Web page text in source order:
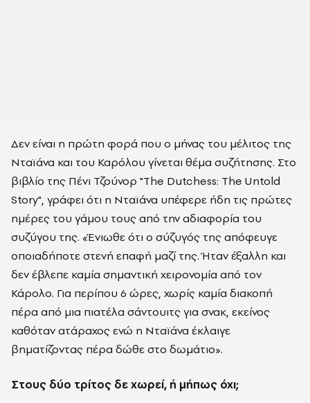
Δεν είναι η πρώτη φορά που ο μήνας του μέλιτος της
Νταϊάνα και του Καρόλου γίνεται θέμα συζήτησης. Στο
βιβλίο της Πένι Τζούνορ "The Dutchess: The Untold
Story", γράφει ότι η Νταϊάνα υπέφερε ήδη τις πρώτες
ημέρες του γάμου τους από την αδιαφορία του
συζύγου της. «Ένιωθε ότι ο σύζυγός της απόφευγε
οποιαδήποτε στενή επαφή μαζί της. Ήταν έξαλλη και
δεν έβλεπε καμία σημαντική χειρονομία από τον
Κάρολο. Για περίπου 6 ώρες, χωρίς καμία διακοπή
πέρα από μια πιατέλα σάντουιτς για σνακ, εκείνος
καθόταν ατάραχος ενώ η Νταϊάνα έκλαιγε
βηματίζοντας πέρα δώθε στο δωμάτιο».
Στους δύο τρίτος δε χωρεί, ή μήπως όχι;